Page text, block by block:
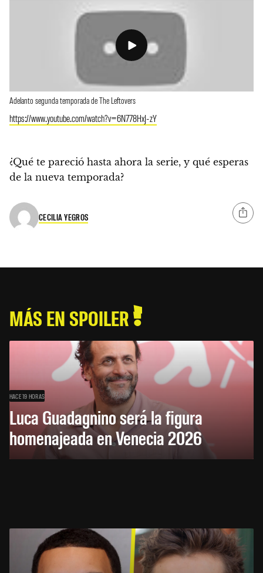
Adelanto segunda temporada de The Leftovers
https://www.youtube.com/watch?v=6N778HxJ-zY
¿Qué te pareció hasta ahora la serie, y qué esperas
de la nueva temporada?
CECILIA YEGROS
MÁS EN SPOILER
HACE 19 HORAS
Luca Guadagnino será la figura
homenajeada en Venecia 2026